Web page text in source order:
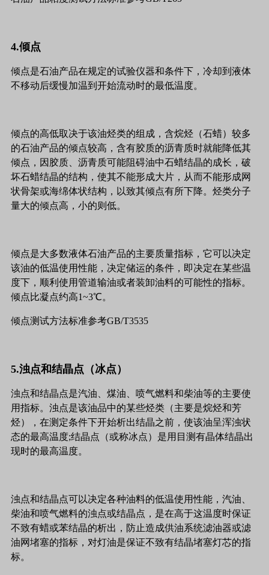
4.倾点
倾点是石油产品在规定的试验仪器和条件下，冷却到液体
不移动后缓慢加温到开始流动时的最低温度。
倾点的高低取决于该油烃类的组成，含烷烃（石蜡）较多
的石油产品的倾点较高，含有胶质的沥青质时就能降低其
倾点，因胶质、沥青质可能阻碍油中石蜡结晶的成长，破
坏石蜡结晶的结构，使其不能形成大片，从而不能形成网
状骨架或海绵体状结构，以致其倾点有所下降。烃类分子
量大的倾点高，小的则低。
倾点是大多数液体石油产品的主要质量指标，它可以决定
该油的低温使用性能，决定储运的条件，即决定在某些温
度下，顺利使用管道输油或者装卸油料的可能性的指标。
倾点比凝点约高1~3℃。
倾点测试方法标准参考GB/T3535
5.浊点和结晶点（冰点）
浊点和结晶点是汽油、煤油、喷气燃料和柴油等的主要使
用指标。浊点是该油品中的某些烃类（主要是烷烃和芳
烃），在测定条件下开始析出结晶之前，使该油呈浑浊状
态的最高温度;结晶点（或称冰点）是用目测有晶体结晶出
现时的最高温度。
浊点和结晶点可以决定各种油料的低温使用性能，汽油、
柴油和喷气燃料的浊点或结晶点，是在高于这温度时保证
不致有蜡或苯结晶的析出，防止造成供油系统滤油器或滤
油网堵塞的指标，对灯油是保证不致有结晶堵塞灯芯的指
标。